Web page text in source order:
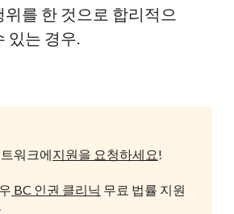
.
관련이 있을 수 있는 문서 목록
위를 한 것으로 합리적으
있는 경우.
워크에지원을 요청하세요!
BC 인권 클리닉 무료 법률 지원